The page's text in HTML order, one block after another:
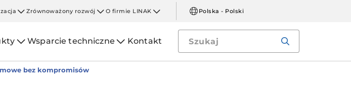
Zrównoważony rozwój O firmie LINAK Polska - Polski
Wsparcie techniczne Kontakt
bez kompromisów